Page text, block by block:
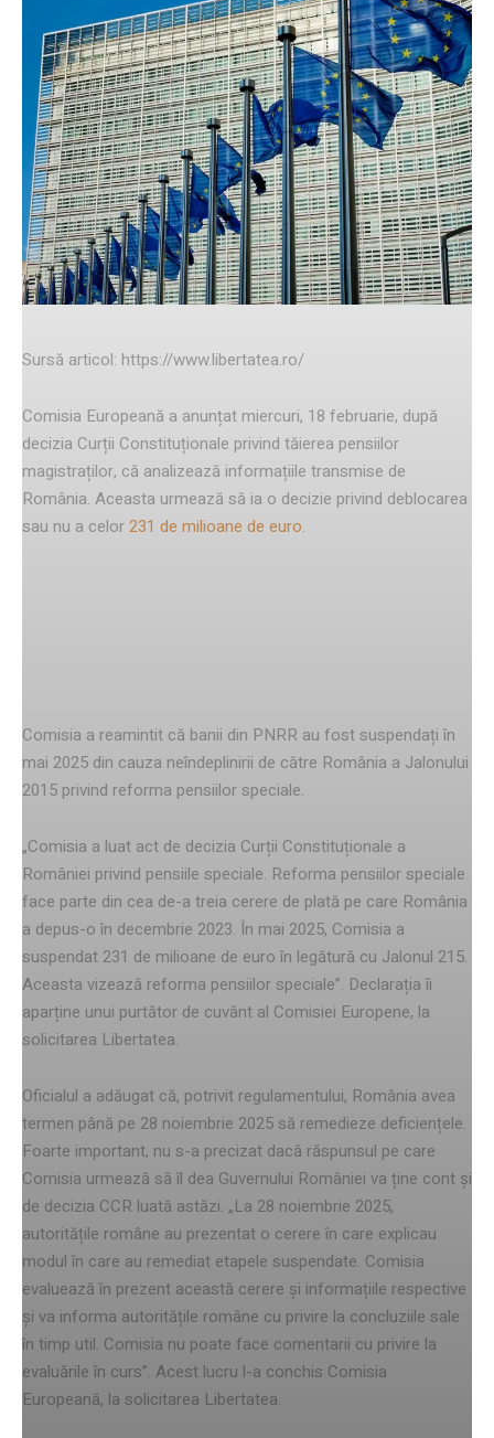
Facebook Twitter Pinterest
Sursă articol: https://www.libertatea.ro/
Comisia Europeană a anunțat miercuri, 18 februarie, după
decizia Curții Constituționale privind tăierea pensiilor
magistraților, că analizează informațiile transmise de
România. Aceasta urmează să ia o decizie privind deblocarea
sau nu a celor231 de milioane de euro.
Comisia a reamintit că banii din PNRR au fost suspendați în
mai 2025 din cauza neîndeplinirii de către România a Jalonului
2015 privind reforma pensiilor speciale.
„Comisia a luat act de decizia Curții Constituționale a
României privind pensiile speciale. Reforma pensiilor speciale
face parte din cea de-a treia cerere de plată pe care România
a depus-o în decembrie 2023. În mai 2025, Comisia a
suspendat 231 de milioane de euro în legătură cu Jalonul 215.
Aceasta vizează reforma pensiilor speciale”. Declarația îi
aparține unui purtător de cuvânt al Comisiei Europene, la
solicitarea Libertatea.
Oficialul a adăugat că, potrivit regulamentului, România avea
termen până pe 28 noiembrie 2025 să remedieze deficiențele.
Foarte important, nu s-a precizat dacă răspunsul pe care
Comisia urmează să îl dea Guvernului României va ține cont și
de decizia CCR luată astăzi. „La 28 noiembrie 2025,
autoritățile române au prezentat o cerere în care explicau
modul în care au remediat etapele suspendate. Comisia
evaluează în prezent această cerere și informațiile respective
și va informa autoritățile române cu privire la concluziile sale
în timp util. Comisia nu poate face comentarii cu privire la
evaluările în curs”. Acest lucru l-a conchis Comisia
Europeană, la solicitarea Libertatea.